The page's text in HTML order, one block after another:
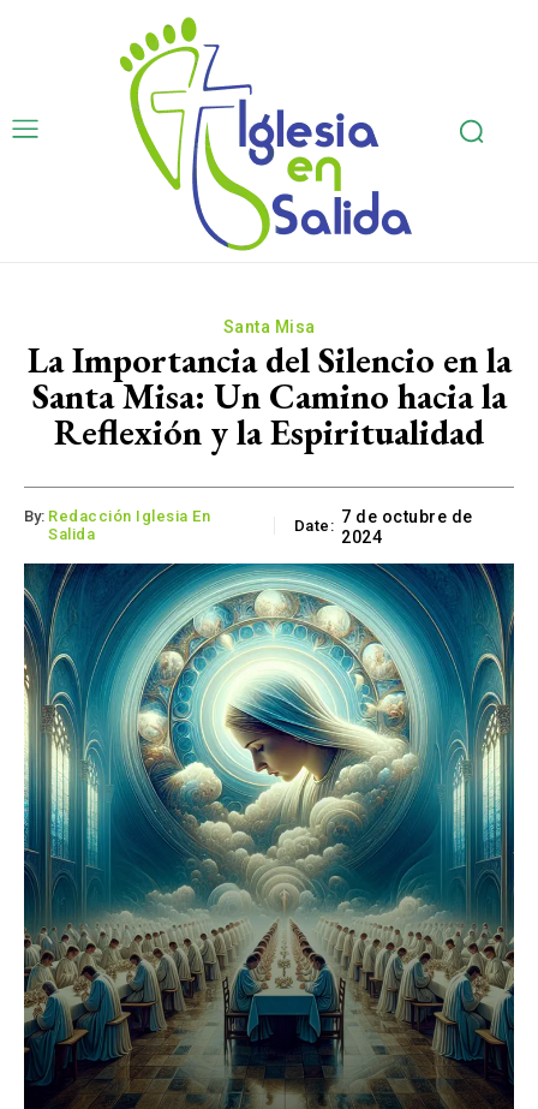
Santa Misa
La Importancia del Silencio en la
Santa Misa: Un Camino hacia la
Reflexión y la Espiritualidad
By: Redacción Iglesia En
Salida
Date: 7 de octubre de
2024